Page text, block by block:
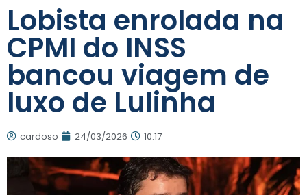
Lobista enrolada na
CPMI do INSS
bancou viagem de
luxo de Lulinha
cardoso 24/03/2026 10:17